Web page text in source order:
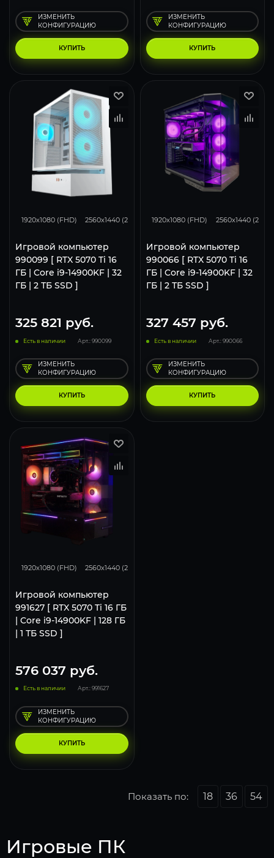
КУПИТЬ
ИЗМЕНИТЬ
КОНФИГУРАЦИЮ
КУПИТЬ
ИЗМЕНИТЬ
КОНФИГУРАЦИЮ
1920x1080 (FHD) 2560x1440 (2K) 3840x2160 (4K)
Игровой компьютер
990099 [ RTX 5070 Ti 16
ГБ | Core i9-14900KF | 32
ГБ | 2 ТБ SSD ]
325 821 руб.
Есть в наличии Арт.: 990099
КУПИТЬ
ИЗМЕНИТЬ
КОНФИГУРАЦИЮ
1920x1080 (FHD) 2560x1440 (2K)
Игровой компьютер
990066 [ RTX 5070 Ti 16
ГБ | Core i9-14900KF | 32
ГБ | 2 ТБ SSD ]
327 457 руб.
Есть в наличии Арт.: 990066
КУПИТЬ
ИЗМЕНИТЬ
КОНФИГУРАЦИЮ
1920x1080 (FHD) 2560x1440 (2K)
Игровой компьютер
991627 [ RTX 5070 Ti 16 ГБ
| Core i9-14900KF | 128 ГБ
| 1 ТБ SSD ]
576 037 руб.
Есть в наличии Арт.: 991627
КУПИТЬ
ИЗМЕНИТЬ
КОНФИГУРАЦИЮ
Показать по: 18 36 54
Игровые ПК